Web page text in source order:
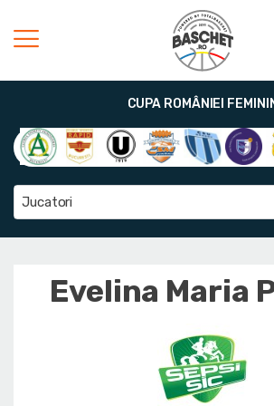
CUPA ROMÂNIEI
Jucatori
Evelina Maria